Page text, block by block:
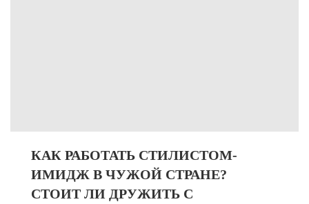
КАК РАБОТАТЬ СТИЛИСТОМ-
ИМИДЖ В ЧУЖОЙ СТРАНЕ?
СТОИТ ЛИ ДРУЖИТЬ С